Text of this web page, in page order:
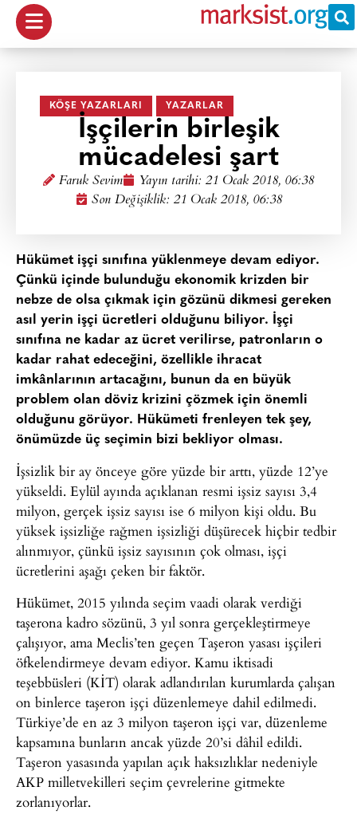
KÖŞE YAZARLARI YAZARLAR
İşçilerin birleşik
mücadelesi şart
Faruk Sevim Yayın tarihi: 21 Ocak 2018, 06:38
Son Değişiklik: 21 Ocak 2018, 06:38
Hükümet işçi sınıfına yüklenmeye devam ediyor.
Çünkü içinde bulunduğu ekonomik krizden bir
nebze de olsa çıkmak için gözünü dikmesi gereken
asıl yerin işçi ücretleri olduğunu biliyor. İşçi
sınıfına ne kadar az ücret verilirse, patronların o
kadar rahat edeceğini, özellikle ihracat
imkânlarının artacağını, bunun da en büyük
problem olan döviz krizini çözmek için önemli
olduğunu görüyor. Hükümeti frenleyen tek şey,
önümüzde üç seçimin bizi bekliyor olması.
İşsizlik bir ay önceye göre yüzde bir arttı, yüzde 12’ye
yükseldi. Eylül ayında açıklanan resmi işsiz sayısı 3,4
milyon, gerçek işsiz sayısı ise 6 milyon kişi oldu. Bu
yüksek işsizliğe rağmen işsizliği düşürecek hiçbir tedbir
alınmıyor, çünkü işsiz sayısının çok olması, işçi
ücretlerini aşağı çeken bir faktör.
Hükümet, 2015 yılında seçim vaadi olarak verdiği
taşerona kadro sözünü, 3 yıl sonra gerçekleştirmeye
çalışıyor, ama Meclis’ten geçen Taşeron yasası işçileri
öfkelendirmeye devam ediyor. Kamu iktisadi
teşebbüsleri (KİT) olarak adlandırılan kurumlarda çalışan
on binlerce taşeron işçi düzenlemeye dahil edilmedi.
Türkiye’de en az 3 milyon taşeron işçi var, düzenleme
kapsamına bunların ancak yüzde 20’si dâhil edildi.
Taşeron yasasında yapılan açık haksızlıklar nedeniyle
AKP milletvekilleri seçim çevrelerine gitmekte
zorlanıyorlar.